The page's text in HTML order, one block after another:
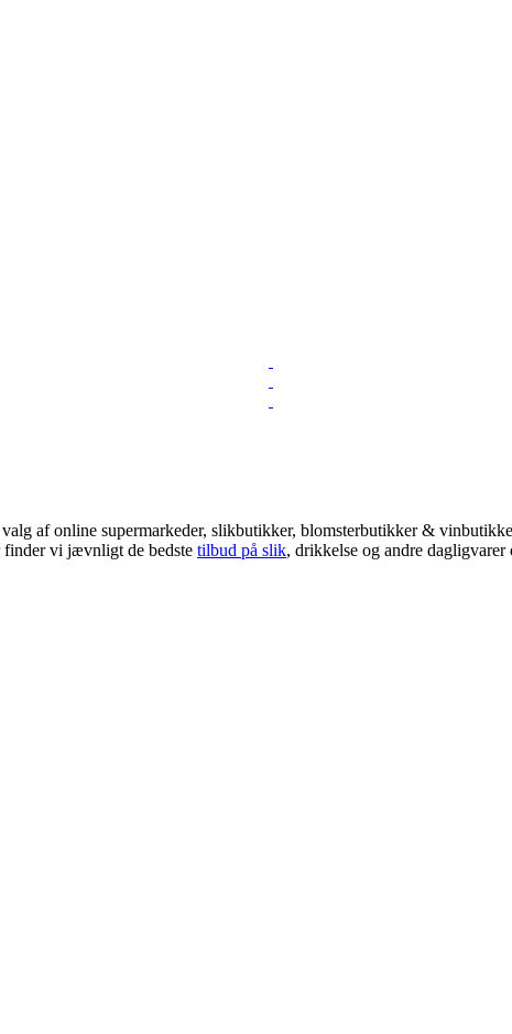
af online supermarkeder, slikbutikker, blomsterbutikker &
vi jævnligt de bedste tilbud på slik, drikkelse og andre